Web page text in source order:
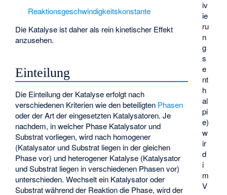
iv
ie
ru
n
g
s
e
nt
h
al
pi
e)
w
ir
d
i
m
V
Reaktionsgeschwindigkeitskonstante
Die Katalyse ist daher als rein kinetischer Effekt
anzusehen.
Einteilung
Die Einteilung der Katalyse erfolgt nach
verschiedenen Kriterien wie den beteiligten Phasen
oder der Art der eingesetzten Katalysatoren. Je
nachdem, in welcher Phase Katalysator und
Substrat vorliegen, wird nach homogener
(Katalysator und Substrat liegen in der gleichen
Phase vor) und heterogener Katalyse (Katalysator
und Substrat liegen in verschiedenen Phasen vor)
unterschieden. Wechselt ein Katalysator oder
Substrat während der Reaktion die Phase, wird der